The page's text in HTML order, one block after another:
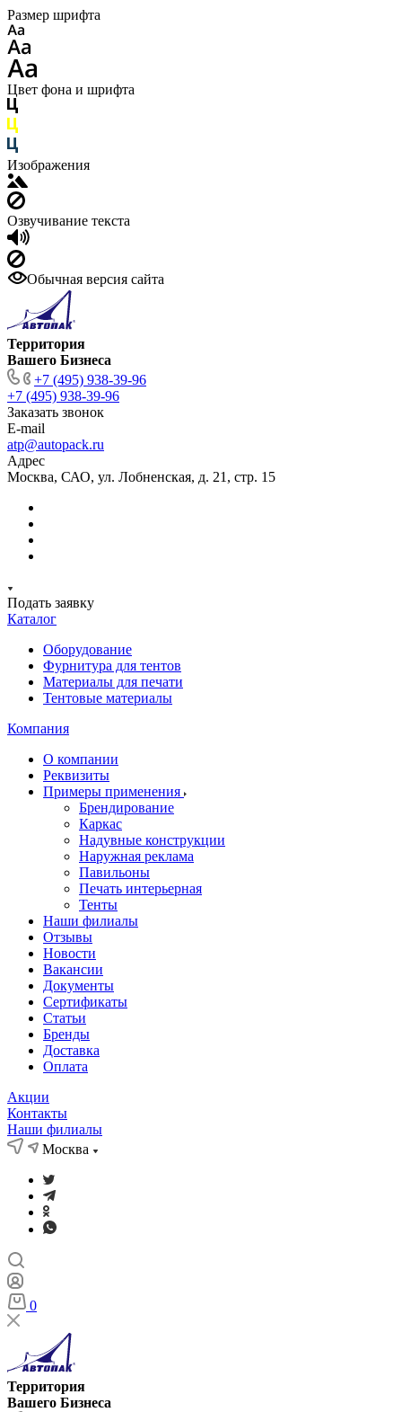
Размер шрифта
Цвет фона и шрифта
Изображения
Озвучивание текста
Обычная версия сайта
Территория
Вашего Бизнеса
+7 (495) 938-39-96
+7 (495) 938-39-96
Заказать звонок
E-mail
atp@autopack.ru
Адрес
Москва, САО, ул. Лобненская, д. 21, стр. 15
Подать заявку
Каталог
Оборудование
Фурнитура для тентов
Материалы для печати
Тентовые материалы
Компания
О компании
Реквизиты
Примеры применения
Брендирование
Каркас
Надувные конструкции
Наружная реклама
Павильоны
Печать интерьерная
Тенты
Наши филиалы
Отзывы
Новости
Вакансии
Документы
Cертификаты
Статьи
Бренды
Доставка
Оплата
Акции
Контакты
Наши филиалы
Москва
0
Территория
Вашего Бизнеса